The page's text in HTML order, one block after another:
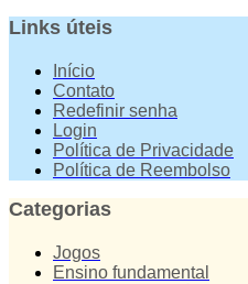
Links úteis
Início
Contato
Redefinir senha
Login
Política de Privacidade
Política de Reembolso
Categorias
Jogos
Ensino fundamental